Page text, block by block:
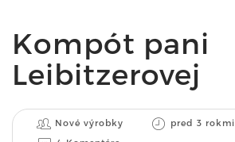
Kompót pani
Leibitzerovej
Nové výrobky
pred 3 rokmi